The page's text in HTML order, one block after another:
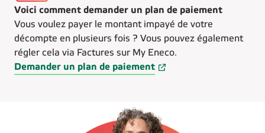
Voici comment demander un plan de paiement
Vous voulez payer le montant impayé de votre
décompte en plusieurs fois ? Vous pouvez également
régler cela via Factures sur My Eneco.
Demander un plan de paiement